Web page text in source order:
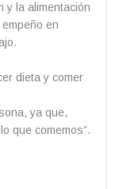
y la alimentación
en
dieta y comer
ya que,
que comemos”.